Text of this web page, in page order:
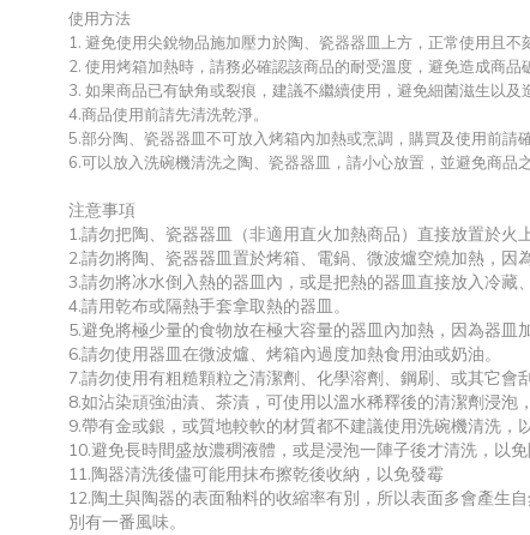
使用方法
1. 避免使用尖銳物品施加壓力於陶、瓷器器皿上方，正常使用且不
2. 使用烤箱加熱時，請務必確認該商品的耐受溫度，避免造成商品
3. 如果商品已有缺角或裂痕，建議不繼續使用，避免細菌滋生以及
4.商品使用前請先清洗乾淨。
5.部分陶、瓷器器皿不可放入烤箱內加熱或烹調，購買及使用前請
6.可以放入洗碗機清洗之陶、瓷器器皿，請小心放置，並避免商品
注意事項
1.請勿把陶、瓷器器皿（非適用直火加熱商品）直接放置於火
2.請勿將陶、瓷器器皿置於烤箱、電鍋、微波爐空燒加熱，因
3.請勿將冰水倒入熱的器皿內，或是把熱的器皿直接放入冷藏
4.請用乾布或隔熱手套拿取熱的器皿。
5.避免將極少量的食物放在極大容量的器皿內加熱，因為器皿
6.請勿使用器皿在微波爐、烤箱內過度加熱食用油或奶油。
7.請勿使用有粗糙顆粒之清潔劑、化學溶劑、鋼刷、或其它會
8.如沾染頑強油漬、茶漬，可使用以溫水稀釋後的清潔劑浸泡
9.帶有金或銀，或質地較軟的材質都不建議使用洗碗機清洗，
10.避免長時間盛放濃稠液體，或是浸泡一陣子後才清洗，以
11.陶器清洗後儘可能用抹布擦乾後收納，以免發霉
12.陶土與陶器的表面釉料的收縮率有別，所以表面多會產生
別有一番風味。